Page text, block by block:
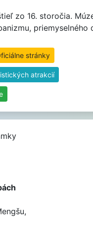
zo 16. storočia.
priemyselného
stránky
atrakcií